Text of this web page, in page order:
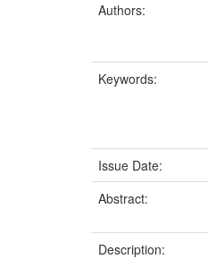
Authors:
Keywords:
Issue Date:
Abstract:
Description: